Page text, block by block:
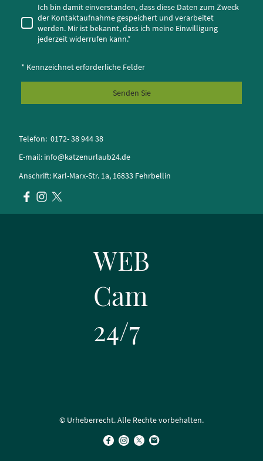
Ich bin damit einverstanden, dass diese Daten zum Zweck
der Kontaktaufnahme gespeichert und verarbeitet
werden. Mir ist bekannt, dass ich meine Einwilligung
jederzeit widerrufen kann.*
* Kennzeichnet erforderliche Felder
Senden Sie
Telefon: 0172- 38 944 38
E-mail: info@katzenurlaub24.de
Anschrift: Karl-Marx-Str. 1a, 16833 Fehrbellin
WEB
Cam
24/7
© Urheberrecht. Alle Rechte vorbehalten.